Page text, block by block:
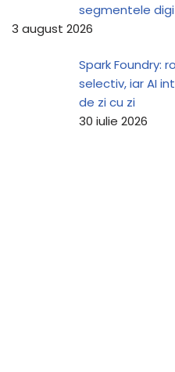
segmentele
3 august 2026
Spark Foundry:
selectiv, iar AI
de zi cu zi
30 iulie 2026